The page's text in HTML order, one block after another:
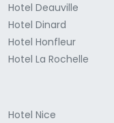
Hotel Deauville
Hotel Dinard
Hotel Honfleur
Hotel La Rochelle
Hotel Nice